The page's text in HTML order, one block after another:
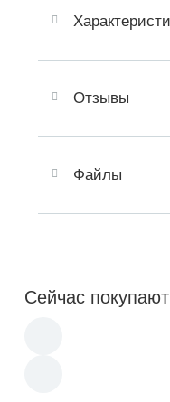
Отзывы
Файлы
Сейчас покупают